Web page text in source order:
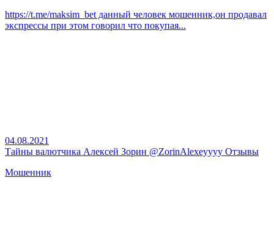
https://t.me/maksim_bet данный человек мошенник,он продавал
экспрессы при этом говорил что покупая...
04.08.2021
Тайны валютчика Алексей Зорин @ZorinAlexeyyyy Отзывы
Мошенник